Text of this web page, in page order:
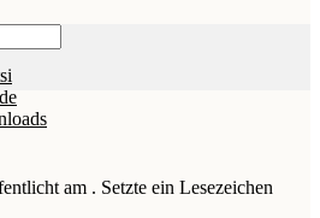
am . Setzte ein Lesezeichen